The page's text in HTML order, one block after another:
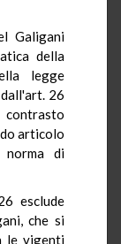
Galigani
della
legge
26
articolo
norma di
esclude
che si
le vigenti